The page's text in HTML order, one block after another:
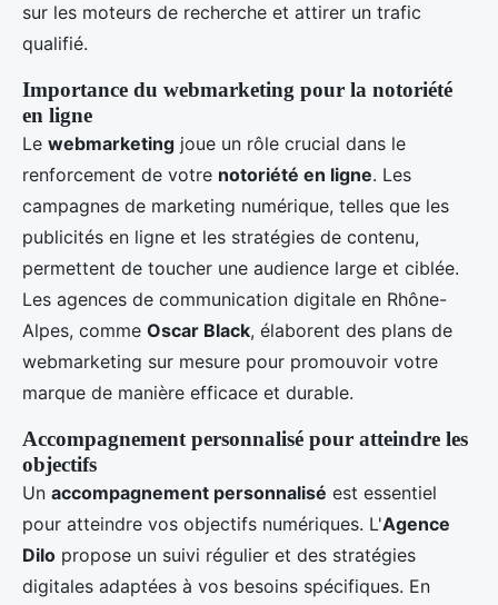
sur les moteurs de recherche et attirer un trafic
qualifié.
Importance du webmarketing pour la notoriété
en ligne
Le webmarketing joue un rôle crucial dans le
renforcement de votre notoriété en ligne. Les
campagnes de marketing numérique, telles que les
publicités en ligne et les stratégies de contenu,
permettent de toucher une audience large et ciblée.
Les agences de communication digitale en Rhône-
Alpes, comme Oscar Black, élaborent des plans de
webmarketing sur mesure pour promouvoir votre
marque de manière efficace et durable.
Accompagnement personnalisé pour atteindre les
objectifs
Un accompagnement personnalisé est essentiel
pour atteindre vos objectifs numériques. L'Agence
Dilo propose un suivi régulier et des stratégies
digitales adaptées à vos besoins spécifiques. En